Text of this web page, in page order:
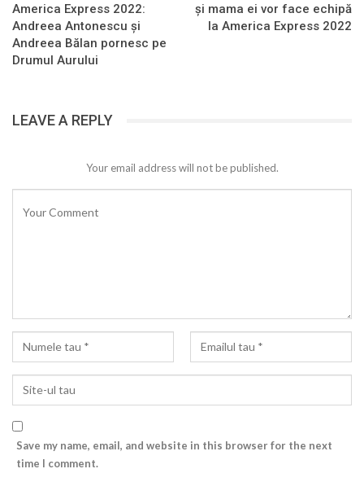
America Express 2022:
Andreea Antonescu și
Andreea Bălan pornesc pe
Drumul Aurului
și mama ei vor face echipă
la America Express 2022
LEAVE A REPLY
Your email address will not be published.
Save my name, email, and website in this browser for the next
time I comment.